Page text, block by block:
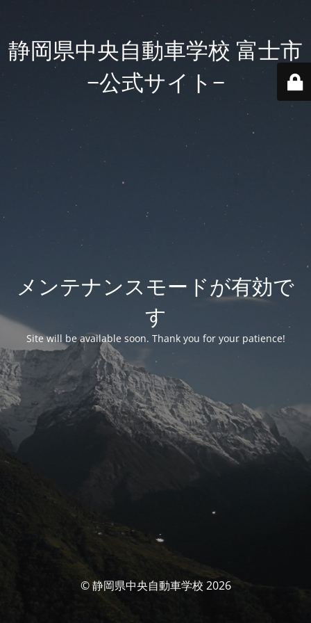
静岡県中央自動車学校 富士市
−公式サイト−
メンテナンスモードが有効で
す
Site will be available soon. Thank you for your patience!
© 静岡県中央自動車学校 2026